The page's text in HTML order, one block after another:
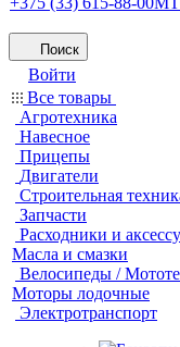
Поиск
Войти
Все товары
Агротехника
Навесное
Прицепы
Двигатели
Строительная
Запчасти
Расходники и
Масла и смазки
Велосипеды /
Моторы лодочные
Электротранспорт